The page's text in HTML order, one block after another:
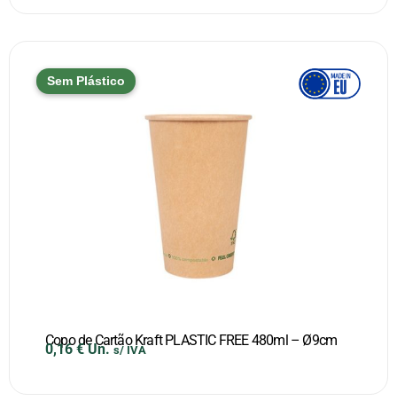
Sem Plástico
Copo de Cartão Kraft PLASTIC FREE 480ml – Ø9cm
0,16€ Un. s/ IVA